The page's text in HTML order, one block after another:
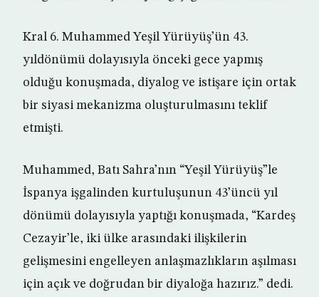
Kral 6. Muhammed Yeşil Yürüyüş’ün 43.
yıldönümü dolayısıyla önceki gece yapmış
olduğu konuşmada, diyalog ve istişare için ortak
bir siyasi mekanizma oluşturulmasını teklif
etmişti.
Muhammed, Batı Sahra’nın “Yeşil Yürüyüş”le
İspanya işgalinden kurtuluşunun 43’üncü yıl
dönümü dolayısıyla yaptığı konuşmada, “Kardeş
Cezayir’le, iki ülke arasındaki ilişkilerin
gelişmesini engelleyen anlaşmazlıkların aşılması
için açık ve doğrudan bir diyaloğa hazırız.” dedi.